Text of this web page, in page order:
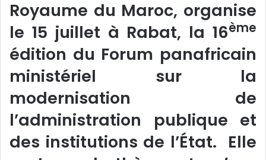
Royaume du Maroc, organise
le 15 juillet à Rabat, la 16ème
édition du Forum panafricain
ministériel sur la
modernisation de
l’administration publique et
des institutions de l’État. Elle